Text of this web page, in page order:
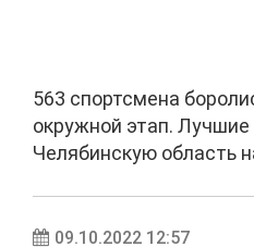
563 спортсмена
окружной этап. Лучшие
Челябинскую область
09.10.2022 12:57